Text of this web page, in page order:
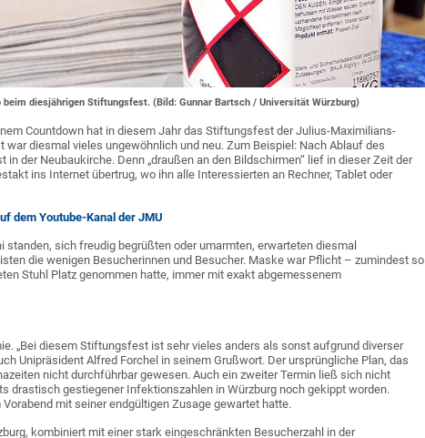
diesjährigen Stiftungsfest. (Bild: Gunnar Bartsch / Universität Würzburg)
Countdown hat in diesem Jahr das Stiftungsfest der Julius-Maximilians-
war diesmal vieles ungewöhnlich und neu. Zum Beispiel: Nach Ablauf des
der Neubaukirche. Denn „draußen an den Bildschirmen“ lief in dieser Zeit der
ins Internet übertrug, wo ihn alle Interessierten an Rechner, Tablet oder
dem Youtube-Kanal der JMU
sich freudig begrüßten oder umarmten, erwarteten diesmal
die wenigen Besucherinnen und Besucher. Maske war Pflicht – zumindest so
Stuhl Platz genommen hatte, immer mit exakt abgemessenem
„Bei diesem Stiftungsfest ist sehr vieles anders als sonst aufgrund diverser
Unipräsident Alfred Forchel in seinem Grußwort. Der ursprüngliche Plan, das
nicht durchführbar gewesen. Auch ein zweiter Termin ließ sich nicht
drastisch gestiegener Infektionszahlen in Würzburg noch gekippt worden.
mit seiner endgültigen Zusage gewartet hatte.
kombiniert mit einer stark eingeschränkten Besucherzahl in der